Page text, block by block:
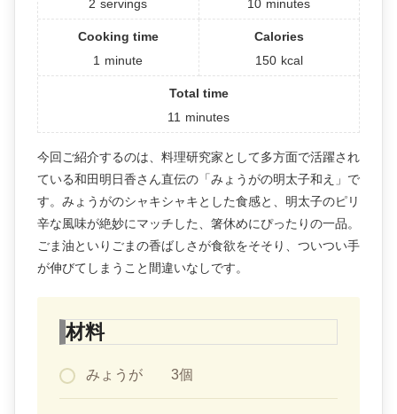
2 servings
10 minutes
Cooking time
1 minute
Calories
150 kcal
Total time
11 minutes
今回ご紹介するのは、料理研究家として多方面で活躍され
ている和田明日香さん直伝の「みょうがの明太子和え」で
す。みょうがのシャキシャキとした食感と、明太子のピリ
辛な風味が絶妙にマッチした、箸休めにぴったりの一品。
ごま油といりごまの香ばしさが食欲をそそり、ついつい手
が伸びてしまうこと間違いなしです。
材料
みょうが 3個